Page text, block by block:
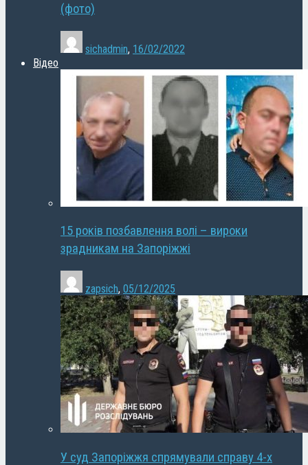
(фото)
sichadmin, 16/02/2022
Відео
15 років позбавлення волі – вироки
зрадникам на Запоріжжі
zapsich, 05/12/2025
У суд Запоріжжя спрямували справу 4-х